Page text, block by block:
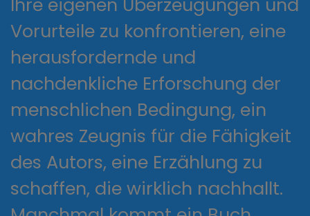
Vorurteile zu konfrontieren, eine
herausfordernde und
nachdenkliche Erforschung der
menschlichen Bedingung, ein
wahres Zeugnis für die Fähigkeit
des Autors, eine Erzählung zu
schaffen, die wirklich nachhallt.